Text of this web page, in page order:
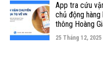
App tra cứu
chủ động hàng
thông Hoàng
25 Tháng 12, 2025